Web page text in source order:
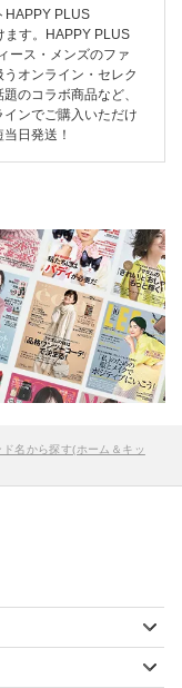
HAPPY PLUS
ます。HAPPY PLUS
ース・メンズのファ
オンライン・セレク
のコラボ商品など、
ンでご購入いただけ
日発送！
ド名から探す(ホーム＆キッ